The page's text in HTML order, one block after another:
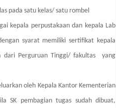
pada satu kelas/ satu rombel
kepala perpustakaan dan kepala Lab
syarat memiliki sertifikat kepala
dari Perguruan Tinggi/ fakultas yang
oleh Kepala Kantor Kementerian
SK pembagian tugas sudah dibuat,